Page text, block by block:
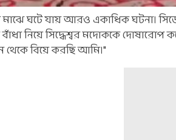
ঘটে যায় আরও একাধিক ঘটনা।
নিয়ে সিদ্ধেশ্বর মদোককে দোষারোপ
থেকে বিয়ে করছি আমি।"